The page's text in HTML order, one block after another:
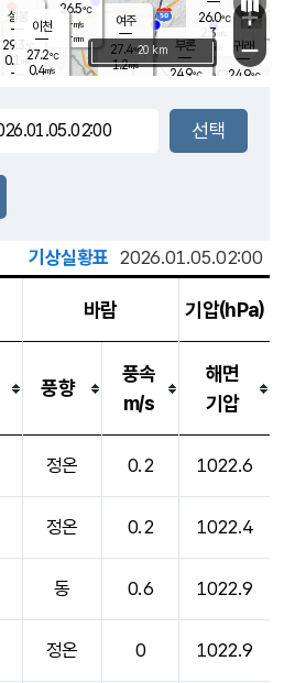
26.0℃
2.3m/s
mm
부론
24.9℃
여주
27.4℃
1.2m/s
장호원
26.5℃
-m/s
-mm
설봉
29.3
0.1 m/s
- mm
귀래
24.9℃
이천
27.2℃
0.4m/s
+
−
20 km
기상실황표 2026.01.05.02:00
바람 기압(hPa)
풍향
풍속
m/s
해면
기압
정온 0.2 1022.6
정온 0.2 1022.4
동 0.6 1022.9
정온 0 1022.9